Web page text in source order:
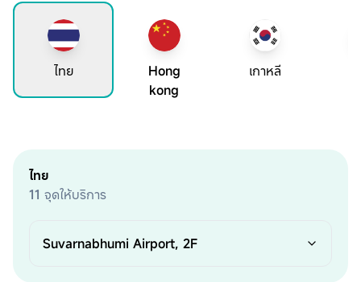
ไทย
Hong
kong
เกาหลี
ไทย
11 จุดให้บริการ
Suvarnabhumi Airport, 2F